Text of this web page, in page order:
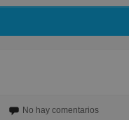
No hay comentarios